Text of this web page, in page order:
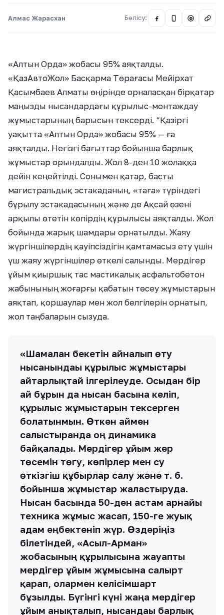
Алмас Жарасхан Бөлісу: @
«Алтын Орда» жобасы 95% аяқталды.
«ҚазАвтоЖол» Басқарма Төрағасы Мейірхат
Қасымбаев Алматы өңірінде орналасқан бірқатар
маңызды нысандардағы құрылыс-монтаждау
жұмыстарының барысын тексерді. “Қазіргі
уақытта «Алтын Орда» жобасы 95% — ға
аяқталды. Негізгі бағыттар бойынша барлық
жұмыстар орындалды. Жол 8-ден 10 жолаққа
дейін кеңейтілді. Сонымен қатар, басты
магистральдық эстакаданың, «таға» түріндегі
бұрылу эстакадасының және де Ақсай өзені
арқылы өтетін көпірдің құрылысы аяқталды. Жол
бойында жарық шамдары орнатылды. Жаяу
жүргіншілердің қауіпсіздігін қамтамасыз ету үшін
үш жаяу жүргіншілер өткелі салынды. Мердігер
ұйым қиыршық тас мастикалық асфальтобетон
жабынының жоғарғы қабатын төсеу жұмыстарын
аяқтап, қоршаулар мен жол белгілерін орнатып,
жол таңбаларын сызуда.
«Шамалған бекетін айналып өту
нысанындағы құрылыс жұмыстары
айтарлықтай ілгерілеуде. Осыдан бір
ай бұрын да нысан басына келіп,
құрылыс жұмыстарын тексерген
болатынмын. Өткен аймен
салыстырғанда оң динамика
байқалады. Мердігер ұйым жер
төсемін төгу, көпірлер мен су
өткізгіш құбырлар салу және т. б.
бойынша жұмыстар жалғастыруда.
Нысан басында 50-ден астам арнайы
техника жұмыс жасап, 150-ге жуық
адам еңбектеніп жүр. Өздеріңіз
білетіндей, «Асыл-Арман»
жобасының құрылысына жауапты
мердігер ұйым жұмысына салғырт
қарап, олармен келісімшарт
бұзылды. Бүгінгі күні жаңа мердігер
ұйым анықталып, нысандағы барлық